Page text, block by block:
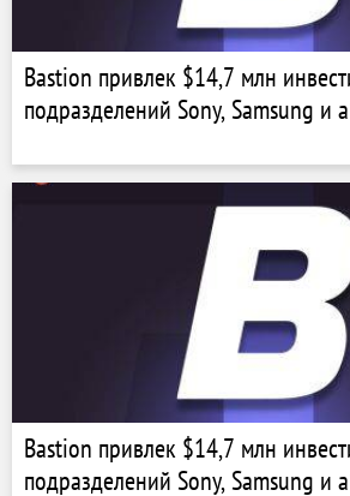
Bastion привлек $14,7 млн
подразделений Sony, Samsung и
Bastion привлек $14,7 млн
подразделений Sony, Samsung и